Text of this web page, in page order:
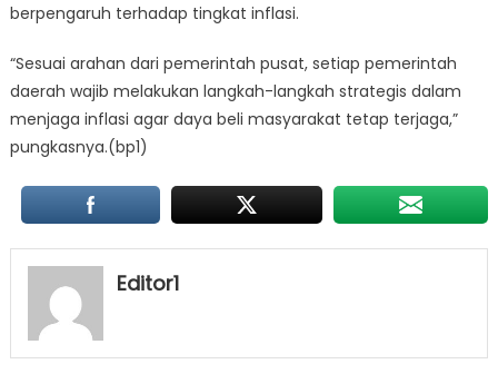
berpengaruh terhadap tingkat inflasi.
“Sesuai arahan dari pemerintah pusat, setiap pemerintah
daerah wajib melakukan langkah-langkah strategis dalam
menjaga inflasi agar daya beli masyarakat tetap terjaga,”
pungkasnya.(bp1)
Editor1